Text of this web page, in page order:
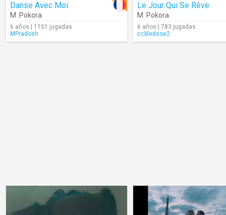
Danse Avec Moi
M. Pokora
6 años | 1151 jugadas
MPradosh
Le Jour Qui Se Rêve
M. Pokora
6 años | 783 jugadas
ccbledsoe2